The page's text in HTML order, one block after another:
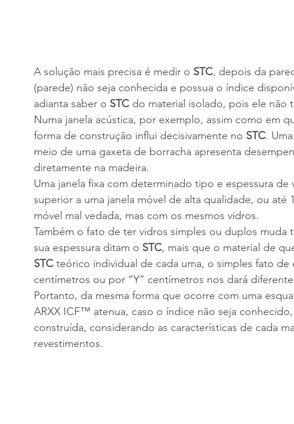
A solução mais precisa é medir o STC, depois da
(parede) não seja conhecida e possua o índice
adianta saber o STC do material isolado, pois ele não
Numa janela acústica, por exemplo, assim como em
forma de construção influi decisivamente no STC.
meio de uma gaxeta de borracha apresenta
diretamente na madeira.
Uma janela fixa com determinado tipo e espessura de
superior a uma janela móvel de alta qualidade, ou até
móvel mal vedada, mas com os mesmos vidros.
Também o fato de ter vidros simples ou duplos muda
sua espessura ditam o STC, mais que o material de
STC teórico individual de cada uma, o simples fato de
centímetros ou por “Y” centímetros nos dará
Portanto, da mesma forma que ocorre com uma
ARXX ICF™ atenua, caso o índice não seja
construída, considerando as características de cada
revestimentos.